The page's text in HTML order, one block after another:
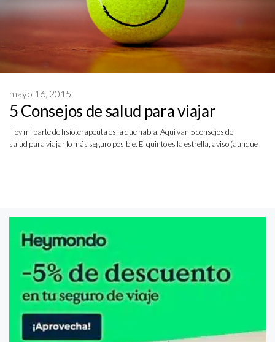
5 Consejos de salud para viajar
mayo 16, 2015
Hoy mi parte de fisioterapeuta es la que habla. Aquí van 5 consejos de
salud para viajar lo más seguro posible. El quinto es la estrella, aviso (aunque